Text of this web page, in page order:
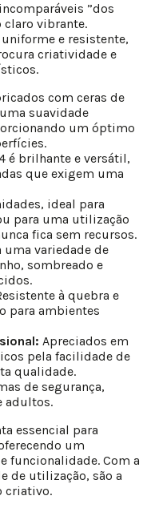
”dos
claro vibrante.
e resistente,
criatividade e
com ceras de
suavidade
um óptimo
é brilhante e versátil,
que exigem uma
ideal para
para uma utilização
fica sem recursos.
uma variedade de
sombreado e
à quebra e
para ambientes
Apreciados em
pela facilidade de
qualidade.
de segurança,
adultos.
essencial para
um
funcionalidade. Com a
de utilização, são a
criativo.